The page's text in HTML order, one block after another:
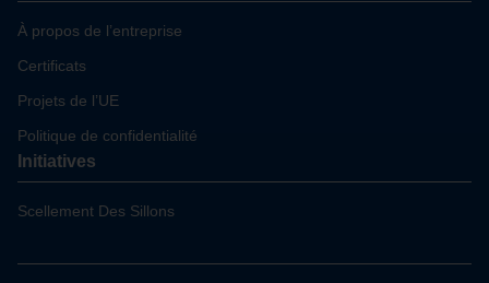
À propos de l’entreprise
Certificats
Projets de l’UE
Politique de confidentialité
Initiatives
Scellement Des Sillons